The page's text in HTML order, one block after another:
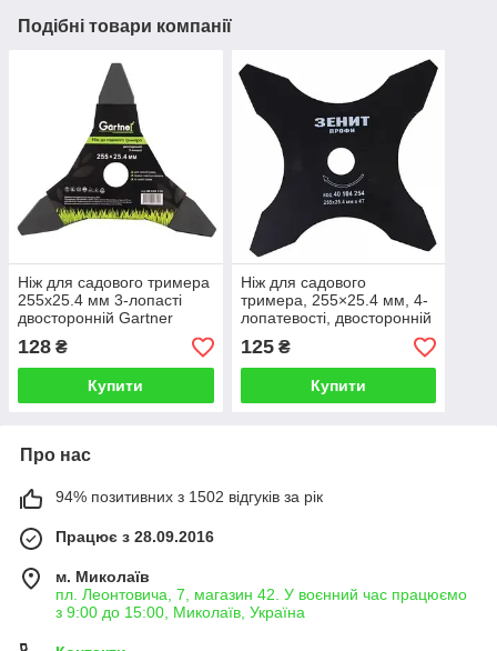
Подібні товари компанії
Ніж для садового тримера
255х25.4 мм 3-лопасті
двосторонній Gartner
128 ₴
Купити
Ніж для садового
тримера, 255×25.4 мм, 4-
лопатевості, двосторонній
ЗЕНІТ
125₴
Купити
Про нас
94% позитивних з 1502 відгуків за рік
Працює з 28.09.2016
м. Миколаїв
пл. Леонтовича, 7, магазин 42. У воєнний час працюємо
з 9:00 до 15:00, Миколаїв, Україна